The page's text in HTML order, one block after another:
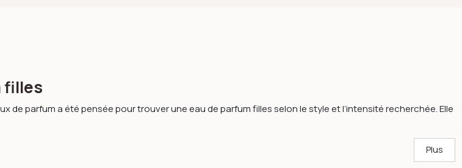
filles
de parfum a été pensée pour trouver une eau de parfum filles selon le style et l’intensité recherchée. Elle
Plus